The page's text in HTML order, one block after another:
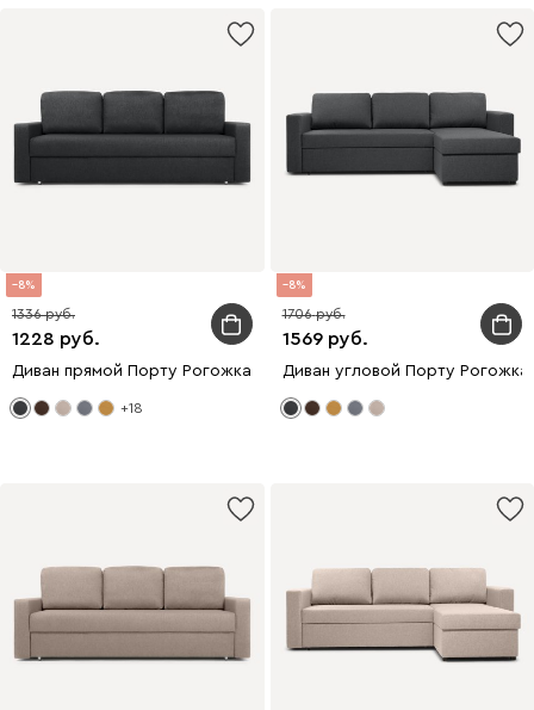
8
1228
1336
Диван прямой Порту Рогожка Графитовый
+18
8
1569
1706
Диван угловой Порту